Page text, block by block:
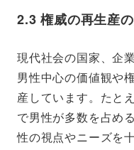
2.3 権威の再生産
現代社会の国家、企
男性中心の価値観や
産しています。たと
で男性が多数を占め
性の視点やニーズを